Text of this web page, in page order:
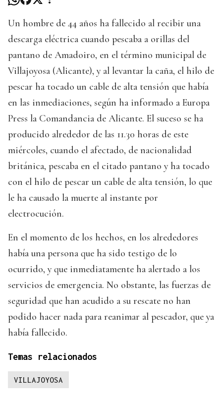
Un hombre de 44 años ha fallecido al recibir una
descarga eléctrica cuando pescaba a orillas del
pantano de Amadoiro, en el término municipal de
Villajoyosa (Alicante), y al levantar la caña, el hilo de
pescar ha tocado un cable de alta tensión que había
en las inmediaciones, según ha informado a Europa
Press la Comandancia de Alicante. El suceso se ha
producido alrededor de las 11.30 horas de este
miércoles, cuando el afectado, de nacionalidad
británica, pescaba en el citado pantano y ha tocado
con el hilo de pescar un cable de alta tensión, lo que
le ha causado la muerte al instante por
electrocución.
En el momento de los hechos, en los alrededores
había una persona que ha sido testigo de lo
ocurrido, y que inmediatamente ha alertado a los
servicios de emergencia. No obstante, las fuerzas de
seguridad que han acudido a su rescate no han
podido hacer nada para reanimar al pescador, que ya
había fallecido.
Temas relacionados
VILLAJOYOSA